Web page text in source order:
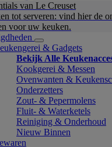
van Le Creuset
tot serveren: vind hier de
voor uw keuken.
& Gadgets
Bekijk Alle
Kookgerei & Messen
Ovenwanten &
Onderzetters
Zout- & Pepermolens
Fluit- & Waterketels
Reiniging & Onderhoud
Nieuw Binnen